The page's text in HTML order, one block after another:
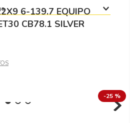
6-139.7 EQUIPO
CB78.1 SILVER
-25 %
Términos más buscados
5 185